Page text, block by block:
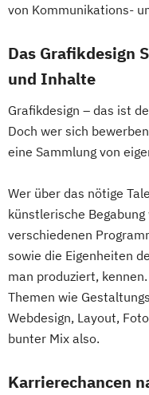
von Kommunikations-
Das Grafikdesign
und Inhalte
Grafikdesign – das ist
Doch wer sich
eine Sammlung von
Wer über das nötige
künstlerische
verschiedenen
sowie die Eigenheiten
man produziert,
Themen wie
Webdesign, Layout,
bunter Mix also.
Karrierechancen